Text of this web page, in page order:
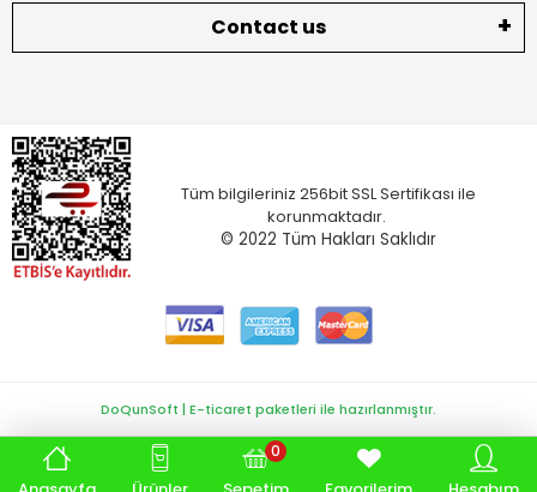
Contact us
Tüm bilgileriniz 256bit SSL Sertifikası ile
korunmaktadır.
© 2022 Tüm Hakları Saklıdır
0
DoQunSoft | E-ticaret paketleri ile hazırlanmıştır.